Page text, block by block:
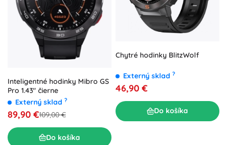
Inteligentné hodinky Mibro GS
Pro 1.43" čierne
Externý sklad ?
89,90 €109,00 €
Do košíka
Chytré hodinky BlitzWolf
Externý sklad ?
46,90 €
Do košíka